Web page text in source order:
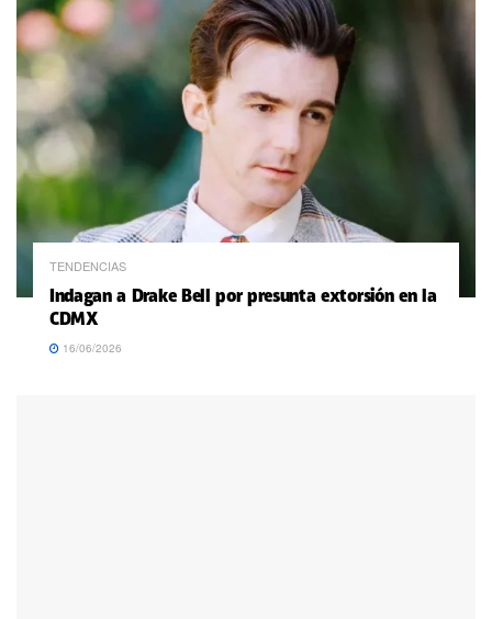
TENDENCIAS
Indagan a Drake Bell por presunta extorsión en la
CDMX
16/06/2026